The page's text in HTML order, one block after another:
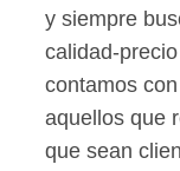
y siempre
calidad-
contamos
aquellos que
que sean